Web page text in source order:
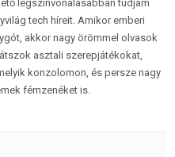
legszínvonalasabban tudjam
tech híreit. Amikor emberi
akkor nagy örömmel olvasok
asztali szerepjátékokat,
konzolomon, és persze nagy
fémzenéket is.